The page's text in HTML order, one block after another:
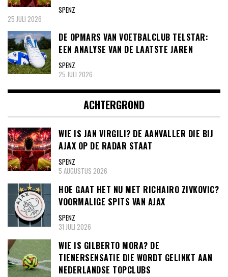
SPENZ
25 JULI 2026
DE OPMARS VAN VOETBALCLUB TELSTAR:
EEN ANALYSE VAN DE LAATSTE JAREN
SPENZ
25 JULI 2026
ACHTERGROND
WIE IS JAN VIRGILI? DE AANVALLER DIE BIJ
AJAX OP DE RADAR STAAT
SPENZ
5 AUGUSTUS 2026
HOE GAAT HET NU MET RICHAIRO ZIVKOVIC?
VOORMALIGE SPITS VAN AJAX
SPENZ
31 JULI 2026
WIE IS GILBERTO MORA? DE
TIENERSENSATIE DIE WORDT GELINKT AAN
NEDERLANDSE TOPCLUBS